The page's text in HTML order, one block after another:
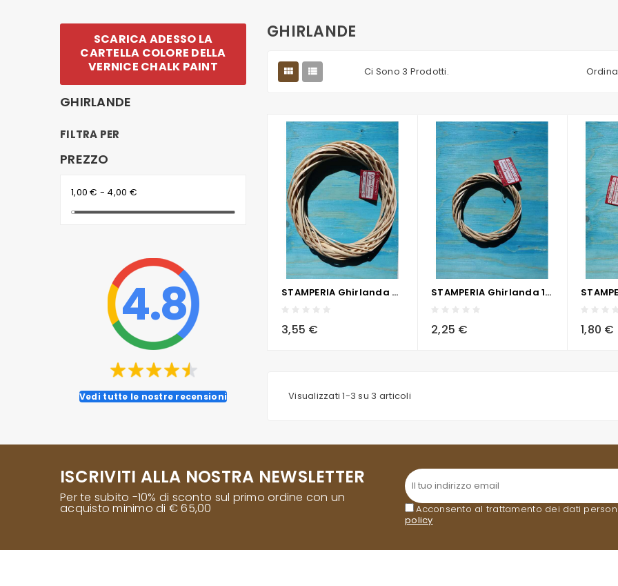
SCARICA ADESSO LA
CARTELLA COLORE DELLA
VERNICE CHALK PAINT
GHIRLANDE
FILTRA PER
PREZZO
1,00 € - 4,00 €
4.8
Vedi tutte le nostre recensioni
GHIRLANDE
  Ci Sono 3 Prodotti.
STAMPERIA Ghirlanda 25 Cm
3,55 €
local_grocery_store
STAMPERIA Ghirlanda 15 Cm
2,25 €
local_grocery_store 1,80 €
local_grocery_store
Visualizzati 1-3 su 3 articoli
ISCRIVITI ALLA NOSTRA NEWSLETTER
Per te subito -10% di sconto sul primo ordine con un
acquisto minimo di € 65,00 Acconsento al trattamento dei dati
policy.